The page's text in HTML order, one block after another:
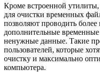
Кроме встроенной
для очистки временных
позволяют проводить
дополнительные
ненужные данные. Такие
пользователей, которые
очистку и максимально
компьютера.